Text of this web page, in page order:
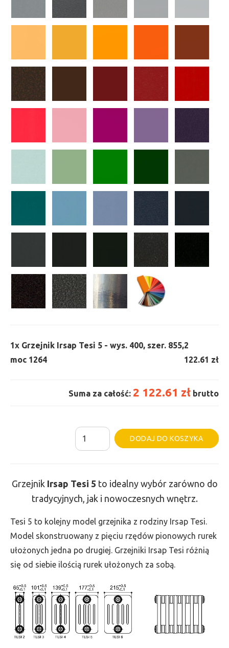
1x Grzejnik Irsap Tesi 5 - wys. 400, szer. 855,
moc 1264
2
122.61 zł
Suma za całość: 2 122.61 zł brutto
ilość
Grzejnik
-
wys.
400,
szer.
855,
1264
DODAJ DO KOSZYKA
Grzejnik Irsap Tesi 5 to idealny wybór zarówno do
tradycyjnych, jak i nowoczesnych wnętrz.
Tesi 5 to kolejny model grzejnika z rodziny Irsap Tesi.
Model skonstruowany z pięciu rzędów pionowych rurek
ułożonych jedna po drugiej. Grzejniki Irsap Tesi różnią
się od siebie ilością rurek ułożonych za sobą.